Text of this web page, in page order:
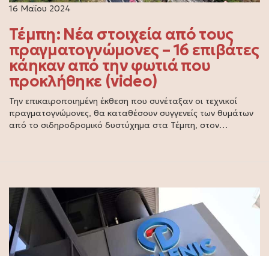
16 Μαΐου 2024
Τέμπη: Νέα στοιχεία από τους
πραγματογνώμονες – 16 επιβάτες
κάηκαν από την φωτιά που
προκλήθηκε (video)
Την επικαιροποιημένη έκθεση που συνέταξαν οι τεχνικοί
πραγματογνώμονες, θα καταθέσουν συγγενείς των θυμάτων
από το σιδηροδρομικό δυστύχημα στα Τέμπη, στον…